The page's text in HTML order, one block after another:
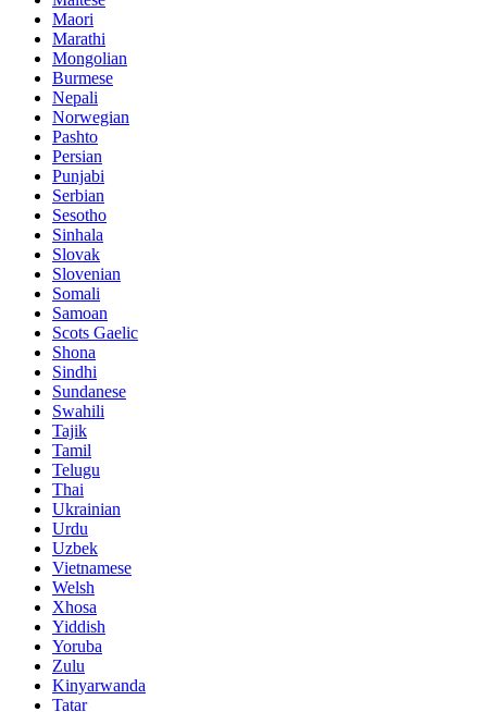
Maori
Marathi
Mongolian
Burmese
Nepali
Norwegian
Pashto
Persian
Punjabi
Serbian
Sesotho
Sinhala
Slovak
Slovenian
Somali
Samoan
Scots Gaelic
Shona
Sindhi
Sundanese
Swahili
Tajik
Tamil
Telugu
Thai
Ukrainian
Urdu
Uzbek
Vietnamese
Welsh
Xhosa
Yiddish
Yoruba
Zulu
Kinyarwanda
Tatar